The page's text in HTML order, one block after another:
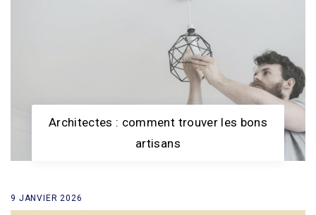
Architectes : comment trouver les bons
artisans
9 JANVIER 2026